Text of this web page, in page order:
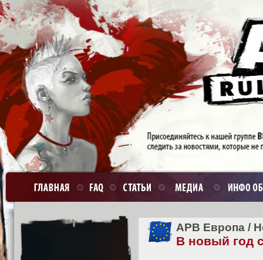
APB Европа /
В новый год